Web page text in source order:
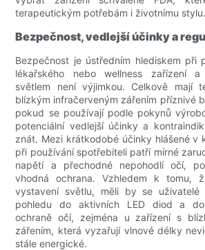
terapeutickým potřebám i životnímu stylu.
Bezpečnost, vedlejší účinky a
Bezpečnost je ústředním hlediskem při
lékařského nebo wellness zařízení
světlem není výjimkou. Celkově mají
blízkým infračerveným zářením příznivé
pokud se používají podle pokynů
potenciální vedlejší účinky a
znát. Mezi krátkodobé účinky hlášené v
při používání spotřebiteli patří mírné
napětí a přechodné nepohodlí očí,
vhodná ochrana. Vzhledem k tomu,
vystavení světlu, měli by se uživatelé
pohledu do aktivních LED diod a
ochraně očí, zejména u zařízení s
zářením, která vyzařují vlnové délky
stále energické.